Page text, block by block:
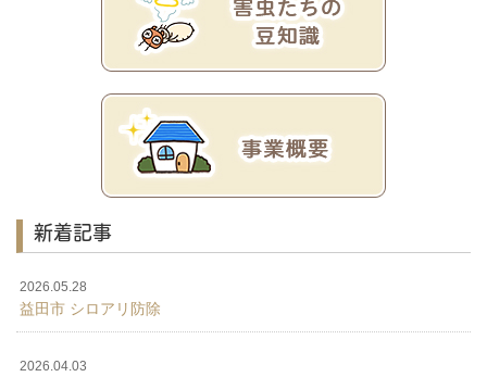
新着記事
2026.05.28
益田市 シロアリ防除
2026.04.03